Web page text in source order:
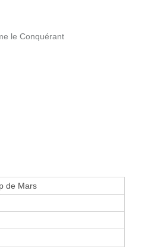
le Conquérant
de Mars